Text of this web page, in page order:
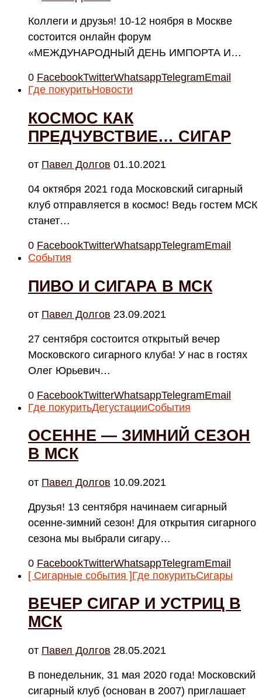
Коллеги и друзья! 10-12 ноября в Москве
состоится онлайн форум
«МЕЖДУНАРОДНЫЙ ДЕНЬ ИМПОРТА И…
0 FacebookTwitterWhatsappTelegramEmail
Где покуритьНовости
КОСМОС КАК
ПРЕДЧУВСТВИЕ… СИГАР
от Павел Долгов 01.10.2021
04 октября 2021 года Московский сигарный
клуб отправляется в космос! Ведь гостем МСК
станет…
0 FacebookTwitterWhatsappTelegramEmail
События
ПИВО И СИГАРА В МСК
от Павел Долгов 23.09.2021
27 сентября состоится открытый вечер
Московского сигарного клуба! У нас в гостях
Олег Юрьевич…
0 FacebookTwitterWhatsappTelegramEmail
Где покуритьДегустацииСобытия
ОСЕННЕ — ЗИМНИЙ СЕЗОН
В МСК
от Павел Долгов 10.09.2021
Друзья! 13 сентября начинаем сигарный
осенне-зимний сезон! Для открытия сигарного
сезона мы выбрали сигару…
0 FacebookTwitterWhatsappTelegramEmail
[ Сигарные события ]Где покуритьСигары
ВЕЧЕР СИГАР И УСТРИЦ В
МСК
от Павел Долгов 28.05.2021
В понедельник, 31 мая 2020 года! Московский
сигарный клуб (основан в 2007) приглашает